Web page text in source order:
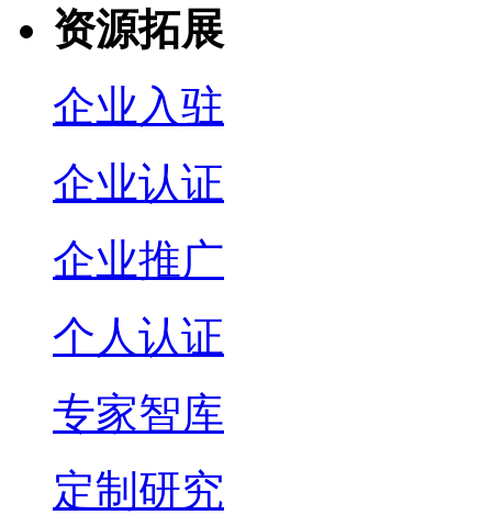
资源拓展
企业入驻
企业认证
企业推广
个人认证
专家智库
定制研究